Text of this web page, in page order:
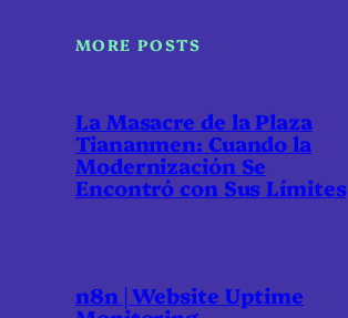
MORE POSTS
La Masacre de la Plaza
Tiananmen: Cuando la
Modernización Se
Encontró con Sus Límites
n8n | Website Uptime